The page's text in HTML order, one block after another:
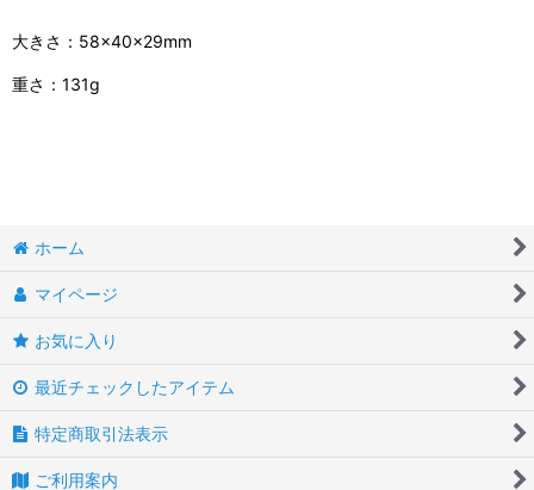
大きさ：58×40×29mm
重さ：131g
ホーム
マイページ
お気に入り
最近チェックしたアイテム
特定商取引法表示
ご利用案内